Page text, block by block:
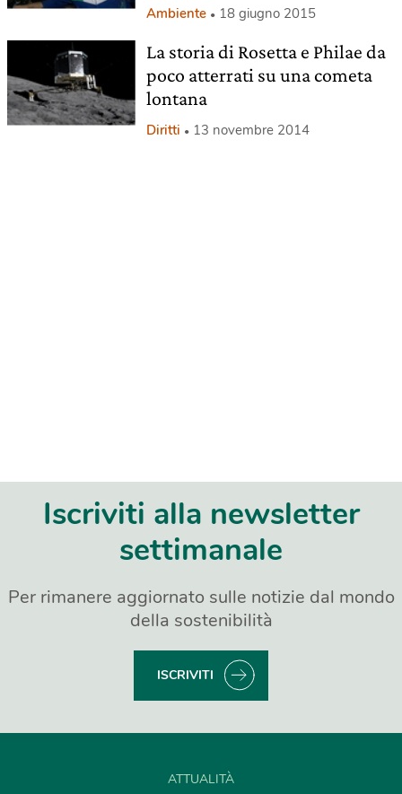
Ambiente 18 giugno 2015
La storia di Rosetta e Philae da
poco atterrati su una cometa
lontana
Diritti 13 novembre 2014
Iscriviti alla newsletter
settimanale
Per rimanere aggiornato sulle notizie dal mondo
della sostenibilità
ISCRIVITI
ATTUALITÀ